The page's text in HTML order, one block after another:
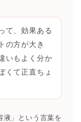
て、効果ある
の方が大き
いもよく分か
くて正直ちょ
液」という言葉を